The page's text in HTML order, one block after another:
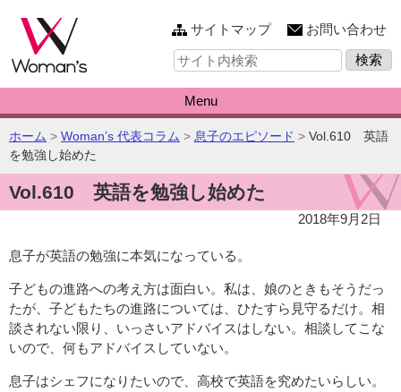
このページの本文へ
サイトマップ
お問い合わせ
サ
イ
内
検
索:
Menu
こ
の
ペ
ー
ジ
位
ホーム > Woman’s 代表コラム > 息子のエピソード > Vol.610 英語
を勉強し始めた
Vol.610 英語を勉強し始めた
2018年9月2日
息子が英語の勉強に本気になっている。
子どもの進路への考え方は面白い。私は、娘のときもそうだっ
たが、子どもたちの進路については、ひたすら見守るだけ。相
談されない限り、いっさいアドバイスはしない。相談してこな
いので、何もアドバイスしていない。
息子はシェフになりたいので、高校で英語を究めたいらしい。